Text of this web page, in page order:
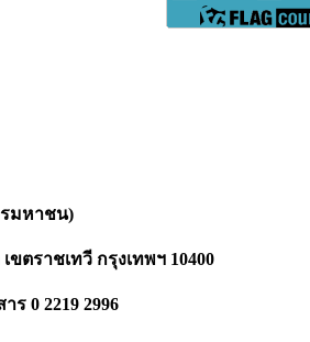
มหาชน)
ราชเทวี กรุงเทพฯ 10400
ร 0 2219 2996